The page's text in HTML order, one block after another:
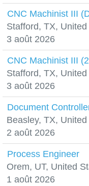
CNC Machinist III
Stafford, TX,
3 août 2026
CNC Machinist III
Stafford, TX,
3 août 2026
Document
Beasley, TX,
2 août 2026
Process Engineer
Orem, UT, United
1 août 2026